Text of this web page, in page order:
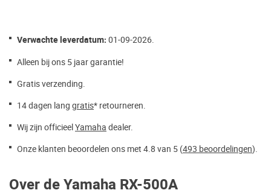
Verwachte leverdatum: 01-09-2026.
Alleen bij ons 5 jaar garantie!
Gratis verzending.
14 dagen lang gratis* retourneren.
Wij zijn officieelYamaha dealer.
Onze klanten beoordelen ons met 4.8 van 5 (493 beoordelingen).
Over de Yamaha RX-500A